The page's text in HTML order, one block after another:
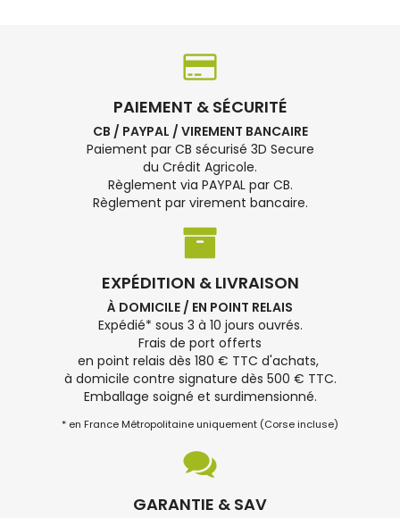
PAIEMENT & SÉCURITÉ
CB / PAYPAL / VIREMENT BANCAIRE
Paiement par CB sécurisé 3D Secure
du Crédit Agricole.
Règlement via PAYPAL par CB.
Règlement par virement bancaire.
EXPÉDITION & LIVRAISON
À DOMICILE / EN POINT RELAIS
Expédié* sous 3 à 10 jours ouvrés.
Frais de port offerts
en point relais dès 180 € TTC d'achats,
à domicile contre signature dès 500 € TTC.
Emballage soigné et surdimensionné.
* en France Métropolitaine uniquement (Corse incluse)
GARANTIE & SAV